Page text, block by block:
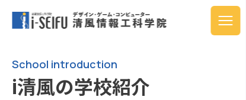
School introduction
i清風の学校紹介